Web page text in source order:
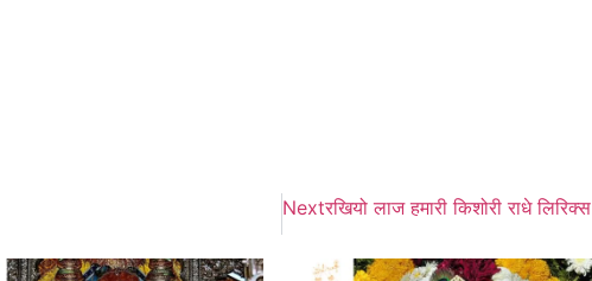
Nextरखियो लाज हमारी किशोरी राधे लिरिक्स